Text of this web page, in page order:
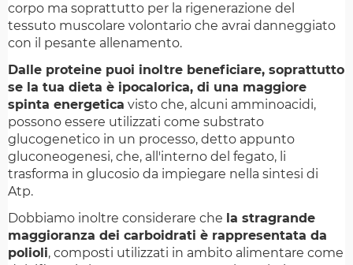
corpo ma soprattutto per la rigenerazione del
tessuto muscolare volontario che avrai danneggiato
con il pesante allenamento.
Dalle proteine puoi inoltre beneficiare, soprattutto
se la tua dieta è ipocalorica, di una maggiore
spinta energetica visto che, alcuni amminoacidi,
possono essere utilizzati come substrato
glucogenetico in un processo, detto appunto
gluconeogenesi, che, all'interno del fegato, li
trasforma in glucosio da impiegare nella sintesi di
Atp.
Dobbiamo inoltre considerare che la stragrande
maggioranza dei carboidrati è rappresentata da
polioli, composti utilizzati in ambito alimentare come